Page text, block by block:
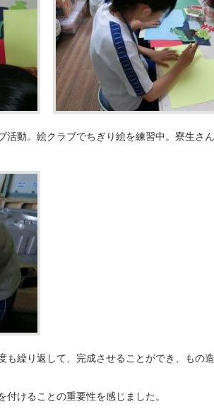
動。絵クラブでちぎり絵を練習中。寮生さ
も繰り返して、完成させることができ、もの
けることの重要性を感じました。